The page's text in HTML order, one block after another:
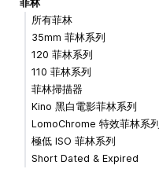
菲林
所有菲林
35mm 菲林系列
120 菲林系列
110 菲林系列
菲林掃描器
Kino 黑白電影菲林系列
LomoChrome 特效菲林系列
極低 ISO 菲林系列
Short Dated & Expired